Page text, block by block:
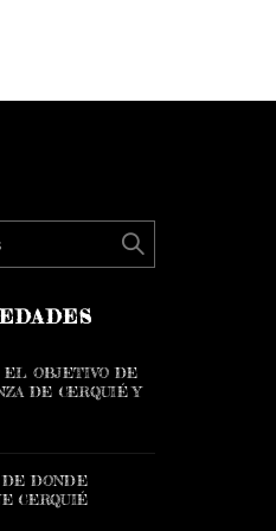
EL OBJETIVO DE
DE CERQUIÉ Y
DE DONDE
CERQUIÉ